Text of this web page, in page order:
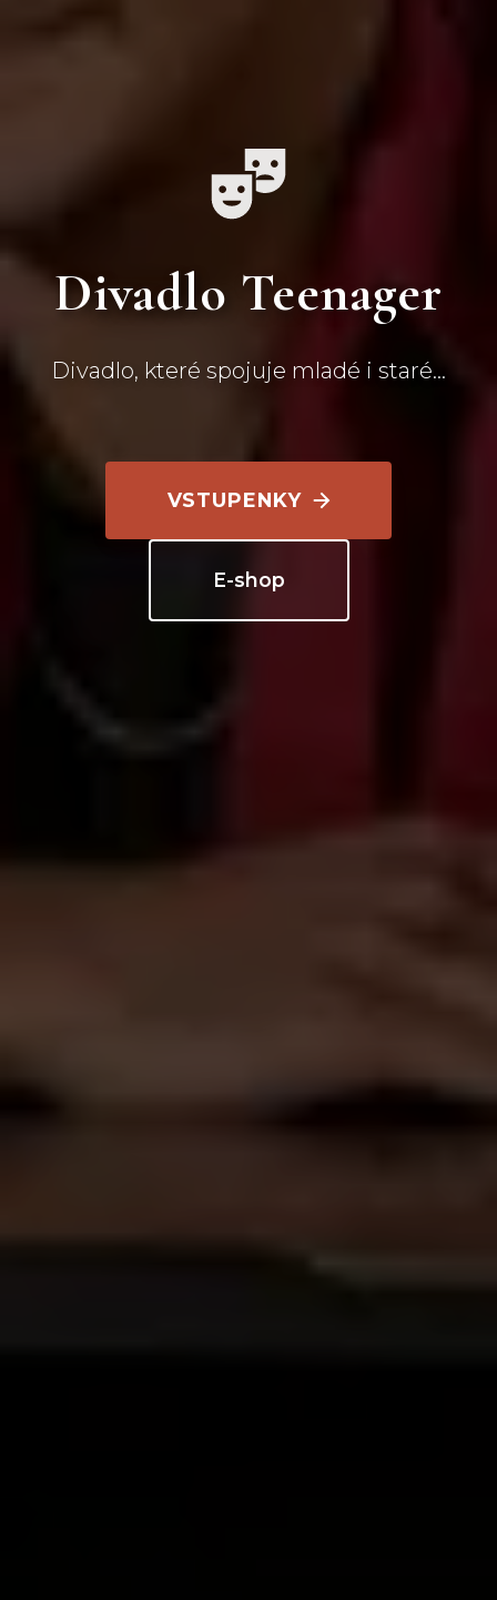
Divadlo Teenager
Divadlo, které spojuje mladé i staré...
VSTUPENKY
E-shop